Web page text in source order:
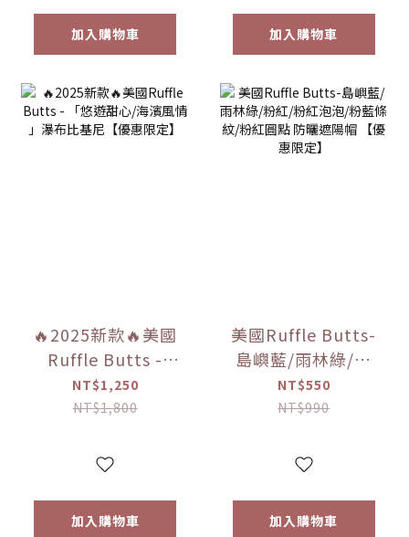
加入購物車
【優惠限定】
加入購物車
🔥2025新款🔥美國
Ruffle Butts -
「悠遊甜心/海濱風
情 」瀑布比基尼
NT$1,250
NT$1,800
加入購物車
美國Ruffle Butts-
島嶼藍/雨林綠/粉
紅/粉紅泡泡/粉藍條
紋/粉紅圓點 防曬遮
NT$550
NT$990
加入購物車